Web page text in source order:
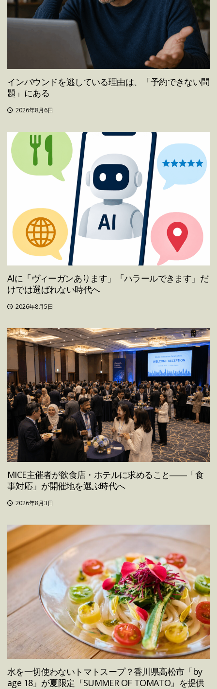
インバウンドを逃している理由は、「予約できない問
題」にある
2026年8月6日
AIに「ヴィーガンあります」「ハラールできます」だ
けでは選ばれない時代へ
2026年8月5日
MICE主催者が飲食店・ホテルに求めること――「食
事対応」が開催地を選ぶ時代へ
2026年8月3日
水を一切使わないトマトスープ？香川県高松市「by
age 18」が夏限定『SUMMER OF TOMATO』を提供